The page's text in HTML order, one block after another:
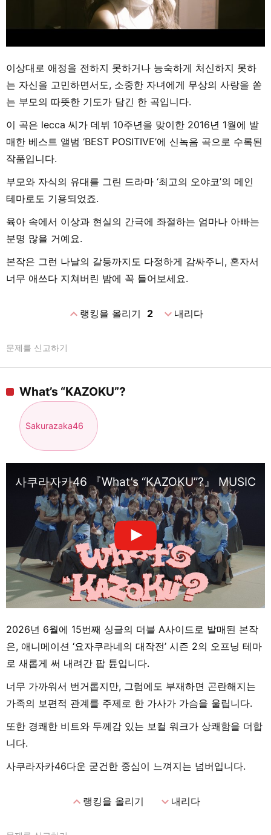
이상대로 애정을 전하지 못하거나 능숙하게 처신하지 못하
는 자신을 고민하면서도, 소중한 자녀에게 무상의 사랑을 쏟
는 부모의 따뜻한 기도가 담긴 한 곡입니다.
이 곡은 lecca 씨가 데뷔 10주년을 맞이한 2016년 1월에 발
매한 베스트 앨범 ‘BEST POSITIVE’에 신녹음 곡으로 수록된
작품입니다.
부모와 자식의 유대를 그린 드라마 ‘최고의 오야코’의 메인
테마로도 기용되었죠.
육아 속에서 이상과 현실의 간극에 좌절하는 엄마나 아빠는
분명 많을 거예요.
본작은 그런 나날의 갈등까지도 다정하게 감싸주니, 혼자서
너무 애쓰다 지쳐버린 밤에 꼭 들어보세요.
expand_less랭킹을 올리기 2 expand_more내리다
문제를 신고하기
What’s “KAZOKU”?
Sakurazaka46
사쿠라자카46 『What’s “KAZOKU”?』 MUSIC
2026년 6월에 15번째 싱글의 더블 A사이드로 발매된 본작
은, 애니메이션 ‘요자쿠라네의 대작전’ 시즌 2의 오프닝 테마
로 새롭게 써 내려간 팝 튠입니다.
너무 가까워서 번거롭지만, 그럼에도 부재하면 곤란해지는
가족의 보편적 관계를 주제로 한 가사가 가슴을 울립니다.
또한 경쾌한 비트와 두께감 있는 보컬 워크가 상쾌함을 더합
니다.
사쿠라자카46다운 굳건한 중심이 느껴지는 넘버입니다.
expand_less랭킹을 올리기 expand_more내리다